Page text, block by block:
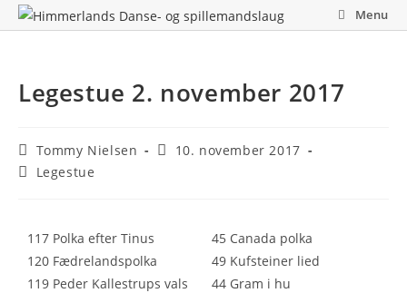
Skip
to
Menu
Legestue 2. november 2017
Post
author:
Tommy Nielsen
Post10. november 2017
PostLegestue
117 Polka efter Tinus
120 Fædrelandspolka
119 Peder Kallestrups vals
45 Canada polka
49 Kufsteiner lied
44 Gram i hu